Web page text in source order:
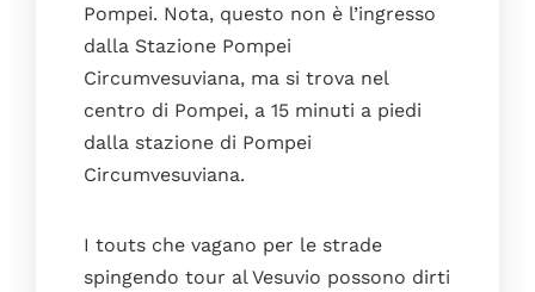
Pompei. Nota, questo non è l’ingresso
dalla Stazione Pompei
Circumvesuviana, ma si trova nel
centro di Pompei, a 15 minuti a piedi
dalla stazione di Pompei
Circumvesuviana.
I touts che vagano per le strade
spingendo tour al Vesuvio possono dirti